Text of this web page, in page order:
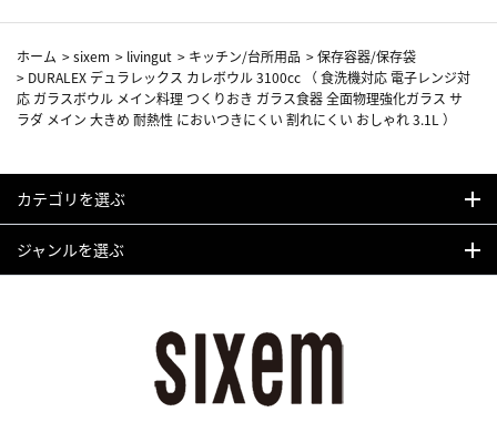
ホーム >sixem > livingut > キッチン/台所用品 >保存容器/保存袋
> DURALEX デュラレックス カレボウル 3100cc （ 食洗機対応 電子レンジ対
応 ガラスボウル メイン料理 つくりおき ガラス食器 全面物理強化ガラス サ
ラダ メイン 大きめ 耐熱性 においつきにくい 割れにくい おしゃれ 3.1L ）
カテゴリを選ぶ
ジャンルを選ぶ